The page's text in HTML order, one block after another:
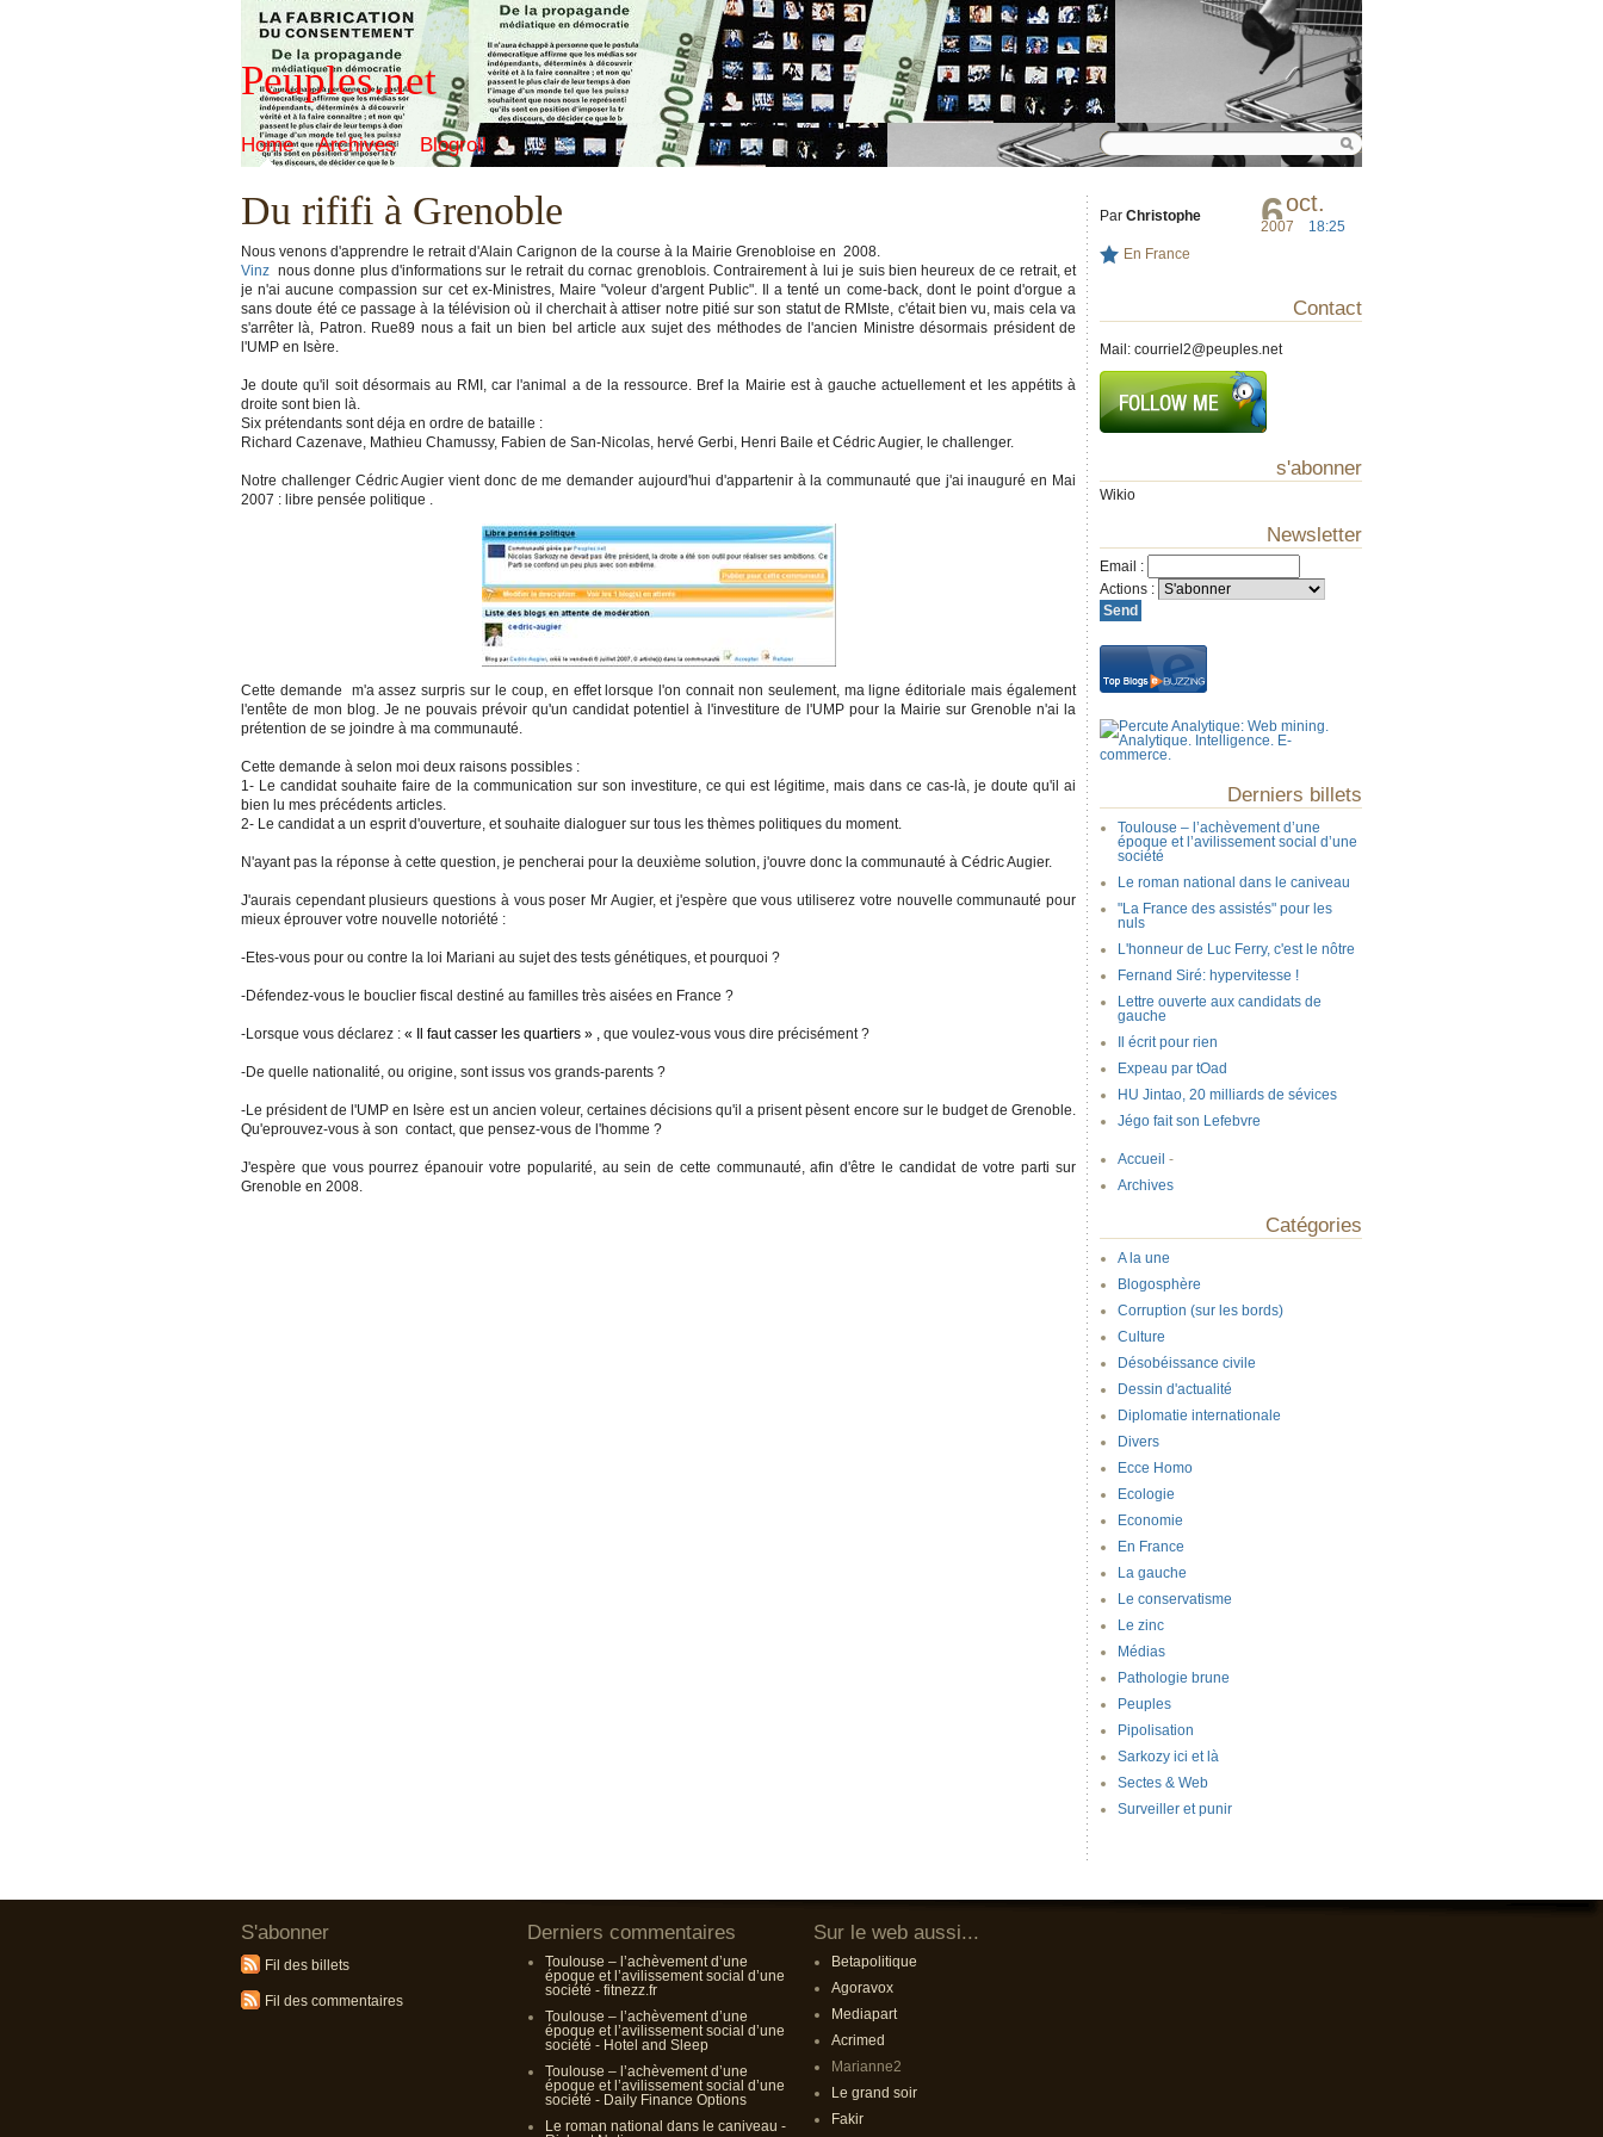
Peuples.net
Home Archives Blogroll
Du rififi à Grenoble 6oct.
2007 18:25
Par Christophe
En France
Nous venons d'apprendre le retrait d'Alain Carignon de la course à la Mairie Grenobloise en 2008.
Vinz nous donne plus d'informations sur le retrait du cornac grenoblois. Contrairement à lui je suis bien heureux de ce retrait, et
je n'ai aucune compassion sur cet ex-Ministres, Maire "voleur d'argent Public". Il a tenté un come-back, dont le point d'orgue a
sans doute été ce passage à la télévision où il cherchait à attiser notre pitié sur son statut de RMIste, c'était bien vu, mais cela va
s'arrêter là, Patron. Rue89 nous a fait un bien bel article aux sujet des méthodes de l'ancien Ministre désormais président de
l'UMP en Isère.
Je doute qu'il soit désormais au RMI, car l'animal a de la ressource. Bref la Mairie est à gauche actuellement et les appétits à
droite sont bien là.
Six prétendants sont déja en ordre de bataille :
Richard Cazenave, Mathieu Chamussy, Fabien de San-Nicolas, hervé Gerbi, Henri Baile et Cédric Augier, le challenger.
Notre challenger Cédric Augier vient donc de me demander aujourd'hui d'appartenir à la communauté que j'ai inauguré en Mai
2007 : libre pensée politique .
Cette demande m'a assez surpris sur le coup, en effet lorsque l'on connait non seulement, ma ligne éditoriale mais également
l'entête de mon blog. Je ne pouvais prévoir qu'un candidat potentiel à l'investiture de l'UMP pour la Mairie sur Grenoble n'ai la
prétention de se joindre à ma communauté.
Cette demande à selon moi deux raisons possibles :
1- Le candidat souhaite faire de la communication sur son investiture, ce qui est légitime, mais dans ce cas-là, je doute qu'il ai
bien lu mes précédents articles.
2- Le candidat a un esprit d'ouverture, et souhaite dialoguer sur tous les thèmes politiques du moment.
N'ayant pas la réponse à cette question, je pencherai pour la deuxième solution, j'ouvre donc la communauté à Cédric Augier.
J'aurais cependant plusieurs questions à vous poser Mr Augier, et j'espère que vous utiliserez votre nouvelle communauté pour
mieux éprouver votre nouvelle notoriété :
-Etes-vous pour ou contre la loi Mariani au sujet des tests génétiques, et pourquoi ?
-Défendez-vous le bouclier fiscal destiné au familles très aisées en France ?
-Lorsque vous déclarez : « Il faut casser les quartiers » , que voulez-vous vous dire précisément ?
-De quelle nationalité, ou origine, sont issus vos grands-parents ?
-Le président de l'UMP en Isère est un ancien voleur, certaines décisions qu'il a prisent pèsent encore sur le budget de Grenoble.
Qu'eprouvez-vous à son contact, que pensez-vous de l'homme ?
J'espère que vous pourrez épanouir votre popularité, au sein de cette communauté, afin d'être le candidat de votre parti sur
Grenoble en 2008.
Contact
Mail: courriel2@peuples.net
s'abonner
Wikio
Newsletter
Email :
Actions :
Derniers billets
Toulouse – l’achèvement d’une
époque et l’avilissement social d’une
société
Le roman national dans le caniveau
"La France des assistés" pour les
nuls
L'honneur de Luc Ferry, c'est le nôtre
Fernand Siré: hypervitesse !
Lettre ouverte aux candidats de
gauche
Il écrit pour rien
Expeau par tOad
HU Jintao, 20 milliards de sévices
Jégo fait son Lefebvre
Accueil -
Archives
Catégories
A la une
Blogosphère
Corruption (sur les bords)
Culture
Désobéissance civile
Dessin d'actualité
Diplomatie internationale
Divers
Ecce Homo
Ecologie
Economie
En France
La gauche
Le conservatisme
Le zinc
Médias
Pathologie brune
Peuples
Pipolisation
Sarkozy ici et là
Sectes & Web
Surveiller et punir
S'abonner
Fil des billets
Fil des commentaires
Derniers commentaires
Toulouse – l’achèvement d’une
époque et l’avilissement social d’une
société - fitnezz.fr
Toulouse – l’achèvement d’une
époque et l’avilissement social d’une
société - Hotel and Sleep
Toulouse – l’achèvement d’une
époque et l’avilissement social d’une
société - Daily Finance Options
Le roman national dans le caniveau -
Sur le web aussi...
Betapolitique
Agoravox
Mediapart
Acrimed
Marianne2
Le grand soir
Fakir